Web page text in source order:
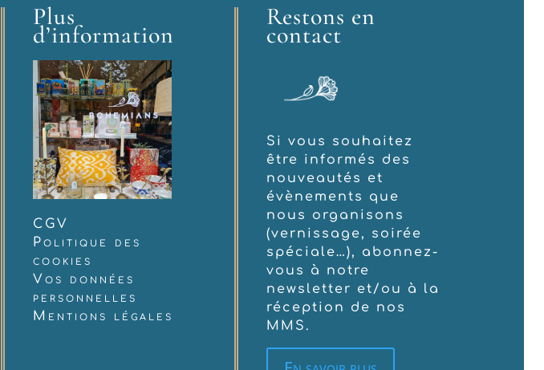
Plus
d’information
CGV
Politique des
cookies
Vos données
personnelles
Mentions légales
Restons en
contact
Si vous souhaitez
être informés des
nouveautés et
évènements que
nous organisons
(vernissage, soirée
spéciale…), abonnez-
vous à notre
newsletter et/ou à la
réception de nos
MMS.